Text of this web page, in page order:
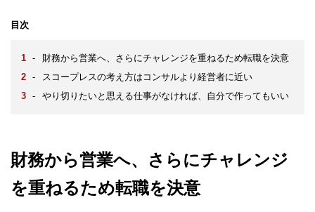
目次
-
財務から営業へ、さらにチャレンジを重ねるため転職を決意
-
スコープレスの考え方はコンサルより経営者に近い
-
やり切りたいと思える仕事がなければ、自分で作ってもいい
財務から営業へ、さらにチャレンジ
を重ねるため転職を決意